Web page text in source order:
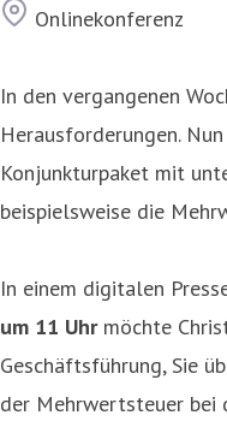
Ort
Onlinekonferenz
In den vergangenen
Herausforderungen.
Konjunkturpaket mit
beispielsweise die
In einem digitalen
um 11 Uhrmöchte
Geschäftsführung, Sie
der Mehrwertsteuer bei